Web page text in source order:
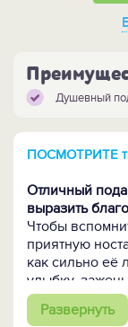
Душевный
ПОСМОТРИТЕ
Отличный
выразить
Чтобы
приятную
как сильно её
улыбку,
привязанность.
Развернуть